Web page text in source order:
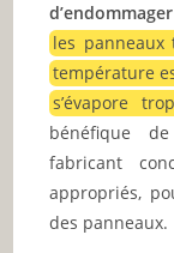
les
température
s’évapore
bénéfique
fabricant
appropriés,
des panneaux.